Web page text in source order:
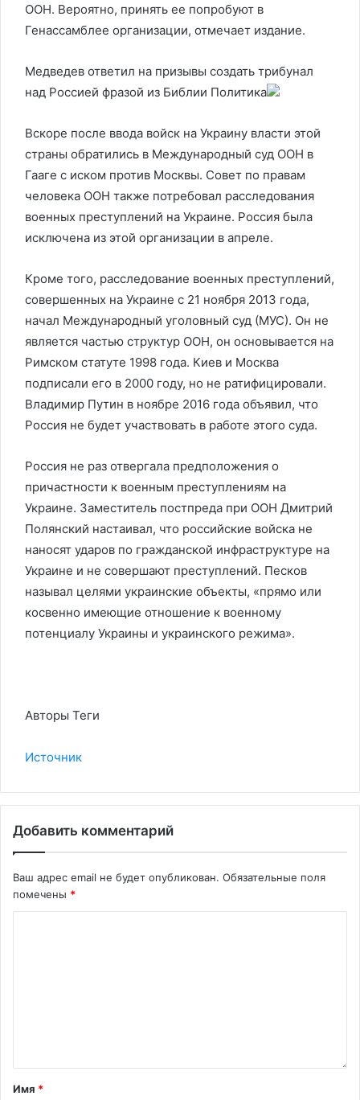
ООН. Вероятно, принять ее попробуют в
Генассамблее организации, отмечает издание.
Медведев ответил на призывы создать трибунал
над Россией фразой из Библии Политика
Вскоре после ввода войск на Украину власти этой
страны обратились в Международный суд ООН в
Гааге с иском против Москвы. Совет по правам
человека ООН также потребовал расследования
военных преступлений на Украине. Россия была
исключена из этой организации в апреле.
Кроме того, расследование военных преступлений,
совершенных на Украине с 21 ноября 2013 года,
начал Международный уголовный суд (МУС). Он не
является частью структур ООН, он основывается на
Римском статуте 1998 года. Киев и Москва
подписали его в 2000 году, но не ратифицировали.
Владимир Путин в ноябре 2016 года объявил, что
Россия не будет участвовать в работе этого суда.
Россия не раз отвергала предположения о
причастности к военным преступлениям на
Украине. Заместитель постпреда при ООН Дмитрий
Полянский настаивал, что российские войска не
наносят ударов по гражданской инфраструктуре на
Украине и не совершают преступлений. Песков
называл целями украинские объекты, «прямо или
косвенно имеющие отношение к военному
потенциалу Украины и украинского режима».
Авторы Теги
Источник
Добавить комментарий
Ваш адрес email не будет опубликован. Обязательные поля
помечены *
Имя *